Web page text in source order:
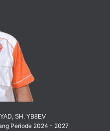
SH. YB8EV
Periode 2024 - 2027